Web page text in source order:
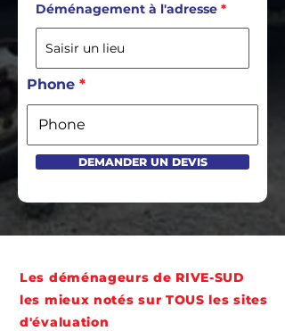
Déménagement à l'adresse
Phone
DEMANDER UN DEVIS
Les déménageurs de RIVE-SUD
les mieux notés sur TOUS les sites
d'évaluation